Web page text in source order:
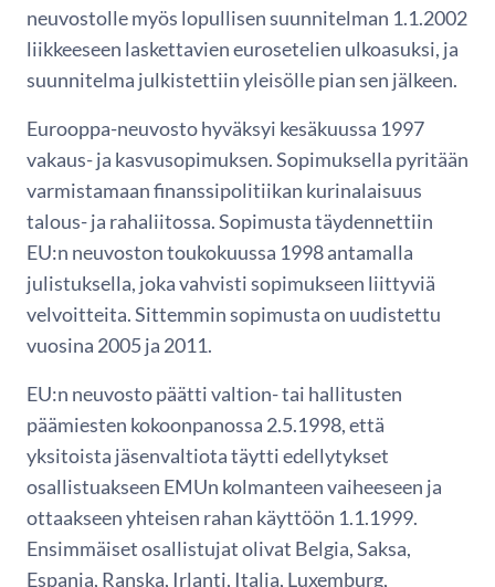
neuvostolle myös lopullisen suunnitelman 1.1.2002
liikkeeseen laskettavien eurosetelien ulkoasuksi, ja
suunnitelma julkistettiin yleisölle pian sen jälkeen.
Eurooppa-neuvosto hyväksyi kesäkuussa 1997
vakaus- ja kasvusopimuksen. Sopimuksella pyritään
varmistamaan finanssipolitiikan kurinalaisuus
talous- ja rahaliitossa. Sopimusta täydennettiin
EU:n neuvoston toukokuussa 1998 antamalla
julistuksella, joka vahvisti sopimukseen liittyviä
velvoitteita. Sittemmin sopimusta on uudistettu
vuosina 2005 ja 2011.
EU:n neuvosto päätti valtion- tai hallitusten
päämiesten kokoonpanossa 2.5.1998, että
yksitoista jäsenvaltiota täytti edellytykset
osallistuakseen EMUn kolmanteen vaiheeseen ja
ottaakseen yhteisen rahan käyttöön 1.1.1999.
Ensimmäiset osallistujat olivat Belgia, Saksa,
Espanja, Ranska, Irlanti, Italia, Luxemburg,